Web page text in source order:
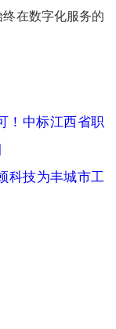
在数字化服务的
！中标江西省职
科技为丰城市工